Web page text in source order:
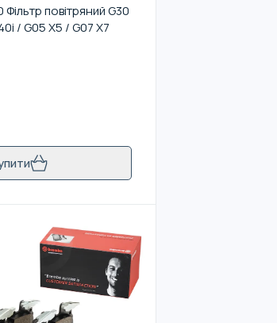
Фільтр повітряний G30
/ G05 X5 / G07 X7